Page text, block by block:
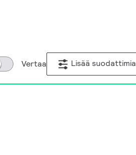
Vertaa Lisää suodattimia